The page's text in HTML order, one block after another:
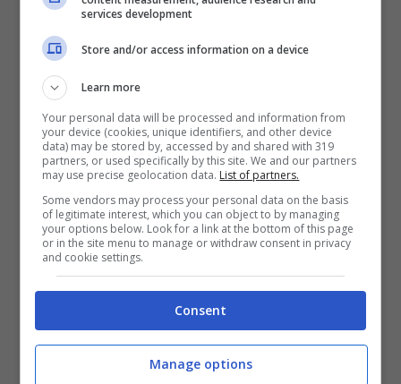
services development
Store and/or access information on a device
Learn more
Your personal data will be processed and information from
your device (cookies, unique identifiers, and other device
data) may be stored by, accessed by and shared with 319
partners, or used specifically by this site. We and our partners
may use precise geolocation data. List of partners.
Some vendors may process your personal data on the basis
of legitimate interest, which you can object to by managing
your options below. Look for a link at the bottom of this page
or in the site menu to manage or withdraw consent in privacy
and cookie settings.
Consent
Manage options